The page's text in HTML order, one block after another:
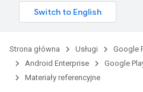
Strona główna Usługi
Google
Android Enterprise
Google
Materiały referencyjne